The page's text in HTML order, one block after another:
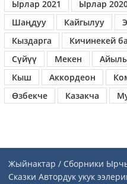
Ырлар 2021
Ырлар
Шаңдуу
Кайгылуу
Кыздарга
Кичинекей
Сүйүү
Мекен
Кыш
Аккордеон
Өзбекче
Казакча
Жыйнактар / Сборники
Сказки Автордук укук